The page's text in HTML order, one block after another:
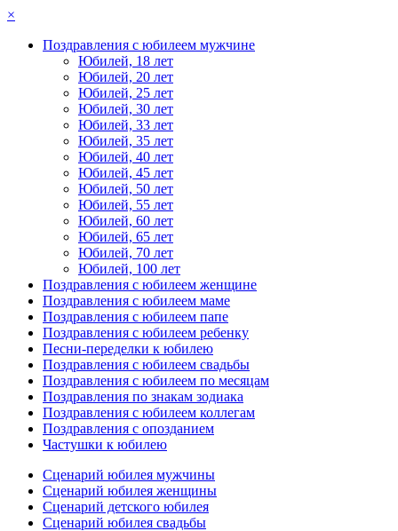
×
Поздравления с юбилеем мужчине
Юбилей, 18 лет
Юбилей, 20 лет
Юбилей, 25 лет
Юбилей, 30 лет
Юбилей, 33 лет
Юбилей, 35 лет
Юбилей, 40 лет
Юбилей, 45 лет
Юбилей, 50 лет
Юбилей, 55 лет
Юбилей, 60 лет
Юбилей, 65 лет
Юбилей, 70 лет
Юбилей, 100 лет
Поздравления с юбилеем женщине
Поздравления с юбилеем маме
Поздравления с юбилеем папе
Поздравления с юбилеем ребенку
Песни-переделки к юбилею
Поздравления с юбилеем свадьбы
Поздравления с юбилеем по месяцам
Поздравления по знакам зодиака
Поздравления с юбилеем коллегам
Поздравления с опозданием
Частушки к юбилею
Сценарий юбилея мужчины
Сценарий юбилея женщины
Сценарий детского юбилея
Сценарий юбилея свадьбы